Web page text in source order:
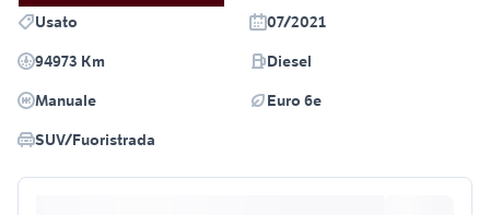
Usato
07/2021
94973 Km
Diesel
Manuale
Euro 6e
SUV/Fuoristrada